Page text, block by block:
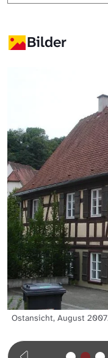
Bilder
Ostansicht, August